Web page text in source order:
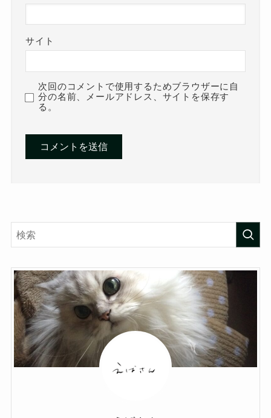
サイト
次回のコメントで使用するためブラウザーに自
分の名前、メールアドレス、サイトを保存す
る。